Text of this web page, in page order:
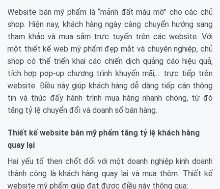
Website bán mỹ phẩm là “mảnh đất màu mỡ” cho các chủ
shop. Hiện nay, khách hàng ngày càng chuyển hướng sang
tham khảo và mua sắm trực tuyến trên các website. Với
một thiết kế web mỹ phẩm đẹp mắt và chuyên nghiệp, chủ
shop có thể triển khai các chiến dịch quảng cáo hiệu quả,
tích hợp pop-up chương trình khuyến mãi,… trực tiếp trên
website. Điều này giúp khách hàng dễ dàng tiếp cận thông
tin và thúc đẩy hành trình mua hàng nhanh chóng, từ đó
tăng tỷ lệ chuyển đổi và doanh số bán hàng.
Thiết kế website bán mỹ phẩm tăng tỷ lệ khách hàng
quay lại
Hai yếu tố then chốt đối với một doanh nghiệp kinh doanh
thành công là khách hàng quay lại và mua thêm. Thiết kế
website mỹ phẩm giúp đạt được điều này thông qua: